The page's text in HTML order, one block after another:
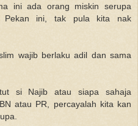
ini ada orang miskin serupa
Pekan ini, tak pula kita nak
wajib berlaku adil dan sama
si Najib atau siapa sahaja
atau PR, percayalah kita kan